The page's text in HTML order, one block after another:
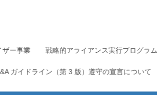
ザー事業 戦略的アライアンス実行プログラム
ガイドライン（第 3 版）遵守の宣言について